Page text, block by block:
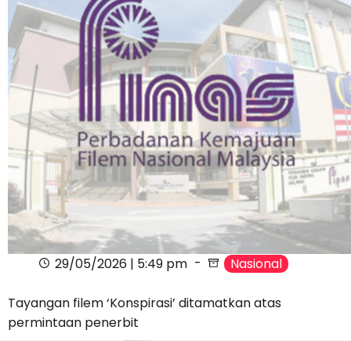
29/05/2026 | 5:49 pm Nasional
Tayangan filem ‘Konspirasi’ ditamatkan atas
permintaan penerbit